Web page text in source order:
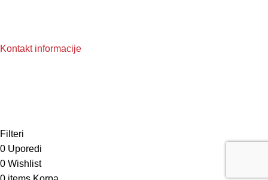
Kontakt informacije
Filteri
0 Uporedi
0 Wishlist